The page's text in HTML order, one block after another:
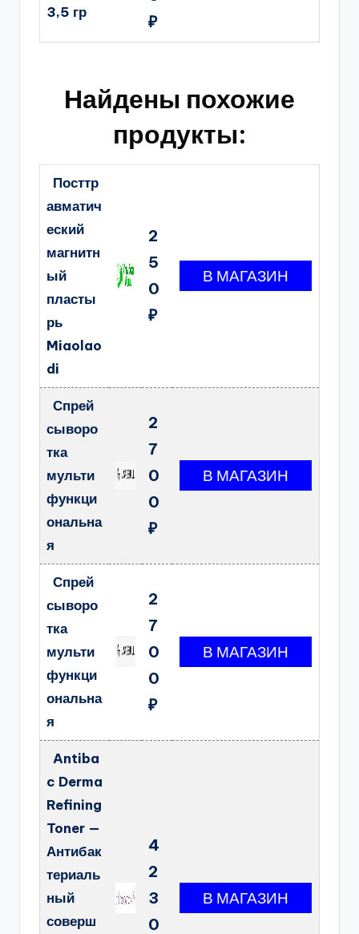
3,5 гр
₽
Найдены похожие
продукты:
Посттр
авматич
еский
магнитн
ый
пласты
рь
Miaolao
di
2
5
0
₽
Спрей
сыворо
тка
мульти
функци
ональна
я
2
7
0
0
₽
Спрей
сыворо
тка
мульти
функци
ональна
я
2
7
0
0
₽
Antiba
c Derma
Refining
Toner —
Антибак
териаль
ный
соверш
4
2
3
0